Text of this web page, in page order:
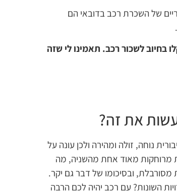
של השכרת רכב בדובאי הם
לשכור רכב. תאמינו לי שזה
את זה?
נוחה, זולה ומהירה ולכן עונה על
מרוחקות מאוד אחת מהשניה, מה
מסורבלת, ובסיכומו של דבר גם יקר.
השונות? עם רכב יהיה לכם הרבה
המלון הכי
האי המפתיע